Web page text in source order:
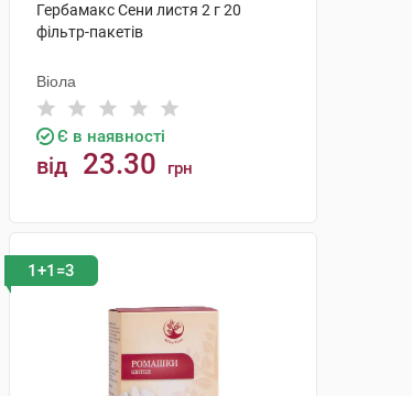
Гербамакс Сени листя 2 г 20
фільтр-пакетів
Віола
Є в наявності
від 23.30 грн
1+1=3